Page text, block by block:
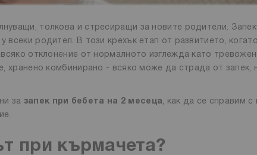
толкова и стресиращи за новите родители.
родител. В този крехък етап от развитието, когато
отклонение от нормалното изглежда като тревожен
хранено комбинирано - всяко може да страда от запек,
за запек при бебета на 2 месеца, как да се справим с
при кърмачета?